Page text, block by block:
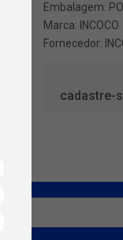
Embalagem:
Marca: INCOCO
Fornecedor:
cadastre-